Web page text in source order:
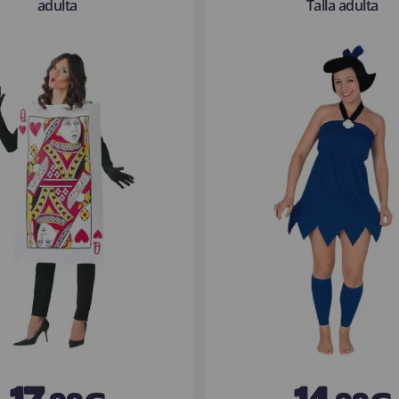
adulta Talla adulta